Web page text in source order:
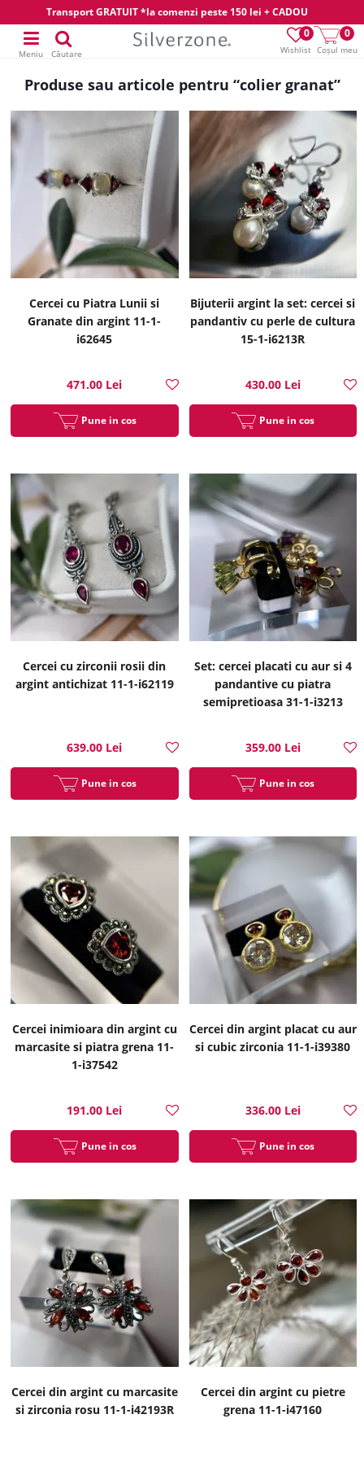
Transport GRATUIT *la comenzi peste 150 lei + CADOU
Wishlist
0
Coșul meu
0
Meniu Căutare
Produse sau articole pentru “colier granat”
Cercei cu Piatra Lunii si
Granate din argint 11-1-
i62645
471.00 Lei
Pune in cos
Bijuterii argint la set: cercei si
pandantiv cu perle de cultura
15-1-i6213R
430.00 Lei
Pune in cos
Cercei cu zirconii rosii din
argint antichizat 11-1-i62119
639.00 Lei
Pune in cos
Set: cercei placati cu aur si 4
pandantive cu piatra
semipretioasa 31-1-i3213
359.00 Lei
Pune in cos
Cercei inimioara din argint cu
marcasite si piatra grena 11-
1-i37542
191.00 Lei
Pune in cos
Cercei din argint placat cu aur
si cubic zirconia 11-1-i39380
336.00 Lei
Pune in cos
Cercei din argint cu marcasite
si zirconia rosu 11-1-i42193R
Cercei din argint cu pietre
grena 11-1-i47160